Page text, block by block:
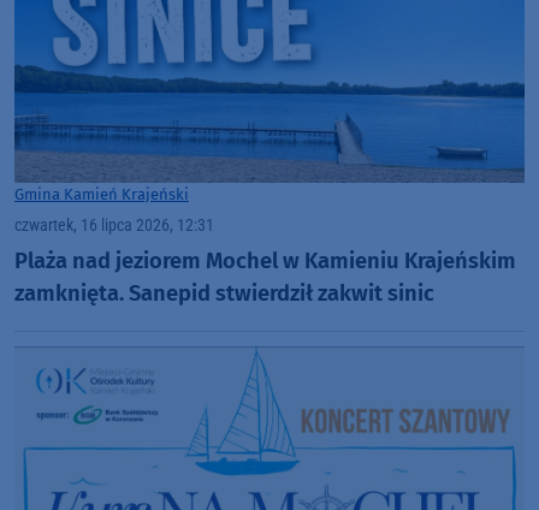
Gmina Kamień Krajeński
czwartek, 16 lipca 2026, 12:31
Plaża nad jeziorem Mochel w Kamieniu Krajeńskim
zamknięta. Sanepid stwierdził zakwit sinic